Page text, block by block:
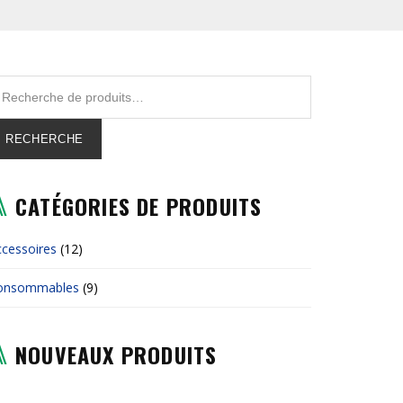
RECHERCHE
CATÉGORIES DE PRODUITS
(12)
(9)
NOUVEAUX PRODUITS